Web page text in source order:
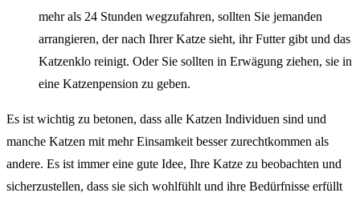
mehr als 24 Stunden wegzufahren, sollten Sie jemanden
arrangieren, der nach Ihrer Katze sieht, ihr Futter gibt und das
Katzenklo reinigt. Oder Sie sollten in Erwägung ziehen, sie in
eine Katzenpension zu geben.
Es ist wichtig zu betonen, dass alle Katzen Individuen sind und
manche Katzen mit mehr Einsamkeit besser zurechtkommen als
andere. Es ist immer eine gute Idee, Ihre Katze zu beobachten und
sicherzustellen, dass sie sich wohlfühlt und ihre Bedürfnisse erfüllt